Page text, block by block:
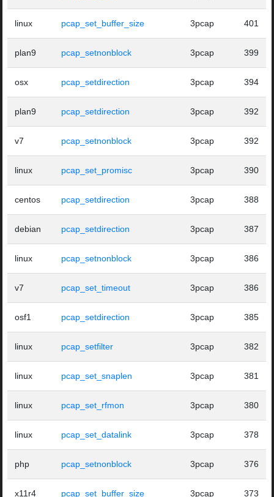
linux pcap_set_buffer_size 3pcap 401
plan9 pcap_setnonblock 3pcap 399
osx pcap_setdirection 3pcap 394
plan9 pcap_setdirection 3pcap 392
v7 pcap_setnonblock 3pcap 392
linux pcap_set_promisc 3pcap 390
centos pcap_setdirection 3pcap 388
debian pcap_setdirection 3pcap 387
linux pcap_setnonblock 3pcap 386
v7 pcap_set_timeout 3pcap 386
osf1 pcap_setdirection 3pcap 385
linux pcap_setfilter 3pcap 382
linux pcap_set_snaplen 3pcap 381
linux pcap_set_rfmon 3pcap 380
linux pcap_set_datalink 3pcap 378
php pcap_setnonblock 3pcap 376
x11r4 pcap_set_buffer_size 3pcap 373